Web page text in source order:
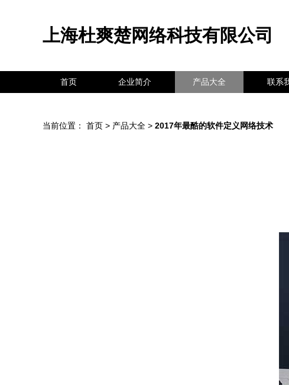
上海杜爽楚网络科技有限公司
首页 企业简介 产品大全 联系
当前位置： 首页 > 产品大全 > 2017年最酷的软件定义网络技术